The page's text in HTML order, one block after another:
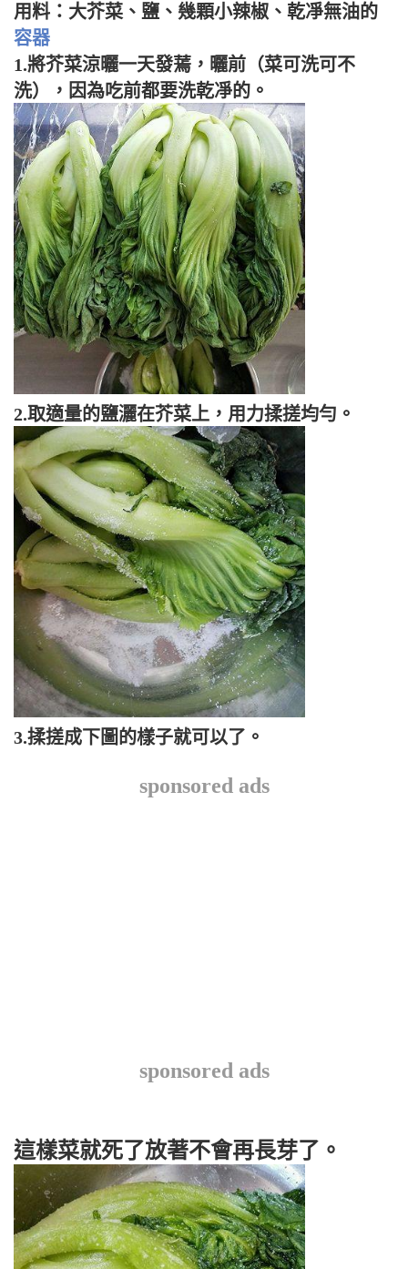
用料：大芥菜、鹽、幾顆小辣椒、乾凈無油的
容器
1.將芥菜涼曬一天發蔫，曬前（菜可洗可不
洗），因為吃前都要洗乾凈的。
2.取適量的鹽灑在芥菜上，用力揉搓均勻。
3.揉搓成下圖的樣子就可以了。
sponsored ads
sponsored ads
這樣菜就死了放著不會再長芽了。